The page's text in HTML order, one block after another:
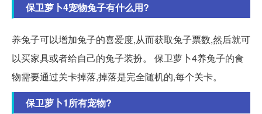
保卫萝卜4宠物兔子有什么用?
养兔子可以增加兔子的喜爱度,从而获取兔子票数,然后就可
以买家具或者给自己的兔子装扮。 保卫萝卜4养兔子的食
物需要通过关卡掉落,掉落是完全随机的,每个关卡。
保卫萝卜1所有宠物?